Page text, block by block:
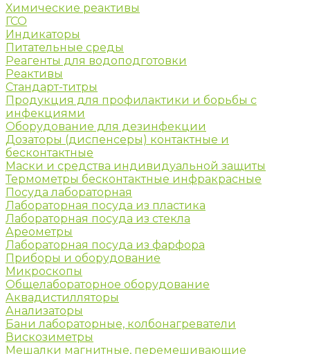
Химические реактивы
ГСО
Индикаторы
Питательные среды
Реагенты для водоподготовки
Реактивы
Стандарт-титры
Продукция для профилактики и борьбы с
инфекциями
Оборудование для дезинфекции
Дозаторы (диспенсеры) контактные и
бесконтактные
Маски и средства индивидуальной защиты
Термометры бесконтактные инфракрасные
Посуда лабораторная
Лабораторная посуда из пластика
Лабораторная посуда из стекла
Ареометры
Лабораторная посуда из фарфора
Приборы и оборудование
Микроскопы
Общелабораторное оборудование
Аквадистилляторы
Анализаторы
Бани лабораторные, колбонагреватели
Вискозиметры
Мешалки магнитные, перемешивающие